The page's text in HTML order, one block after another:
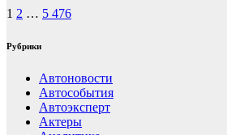
1 2 … 5 476
Рубрики
Автоновости
Автособытия
Автоэксперт
Актеры